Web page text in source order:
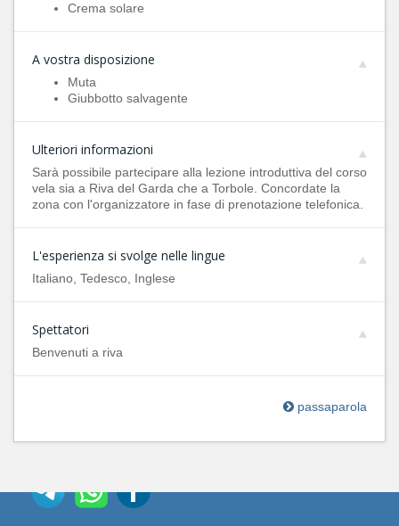
Crema solare
A vostra disposizione
Muta
Giubbotto salvagente
Ulteriori informazioni
Sarà possibile partecipare alla lezione introduttiva del corso
vela sia a Riva del Garda che a Torbole. Concordate la
zona con l'organizzatore in fase di prenotazione telefonica.
L'esperienza si svolge nelle lingue
Italiano, Tedesco, Inglese
Spettatori
Benvenuti a riva
passaparola